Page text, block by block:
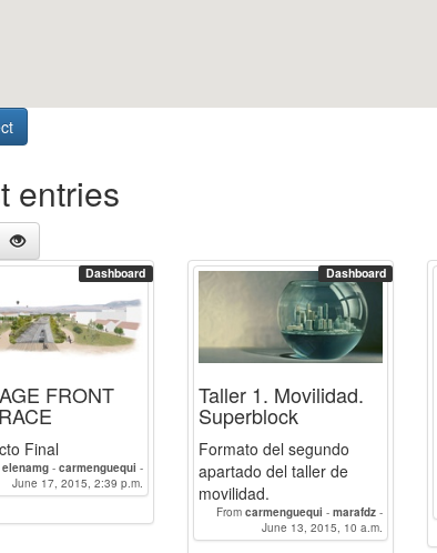
entries
Dashboard
FRONT
Final
elenamg- carmenguequi -
marafdz -BelenRamos-
susanaherrero
June 17, 2015, 2:39 p.m.
Dashboard
Taller 1. Movilidad.
Superblock
Formato del segundo
apartado del taller de
movilidad.
From carmenguequi - marafdz -
BelenRamos -susanaherrero-
elenamg
June 13, 2015, 10 a.m.